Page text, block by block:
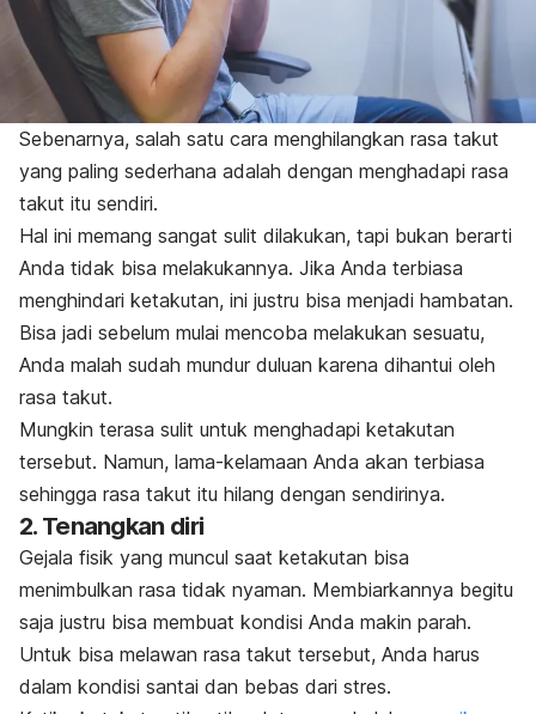
Sebenarnya, salah satu cara menghilangkan rasa takut
yang paling sederhana adalah dengan menghadapi rasa
takut itu sendiri.
Hal ini memang sangat sulit dilakukan, tapi bukan berarti
Anda tidak bisa melakukannya. Jika Anda terbiasa
menghindari ketakutan, ini justru bisa menjadi hambatan.
Bisa jadi sebelum mulai mencoba melakukan sesuatu,
Anda malah sudah mundur duluan karena dihantui oleh
rasa takut.
Mungkin terasa sulit untuk menghadapi ketakutan
tersebut. Namun, lama-kelamaan Anda akan terbiasa
sehingga rasa takut itu hilang dengan sendirinya.
2. Tenangkan diri
Gejala fisik yang muncul saat ketakutan bisa
menimbulkan rasa tidak nyaman. Membiarkannya begitu
saja justru bisa membuat kondisi Anda makin parah.
Untuk bisa melawan rasa takut tersebut, Anda harus
dalam kondisi santai dan bebas dari stres.